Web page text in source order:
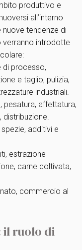
produttivo e
all’interno
tendenze di
verranno introdotte
di processo,
e taglio, pulizia,
industriali.
pesatura, affettatura,
distribuzione.
spezie, additivi e
estrazione
carne coltivata,
commercio al
il ruolo di